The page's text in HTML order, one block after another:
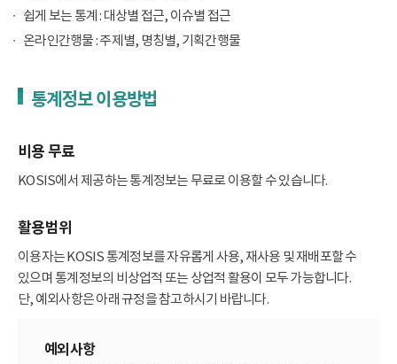
쉽게 보는 통계 : 대상별 접근, 이슈별 접근
온라인간행물 : 주제별, 명칭별, 기획간행물
통계정보 이용방법
비용 무료
KOSIS에서 제공하는 통계정보는 무료로 이용할 수 있습니다.
활용범위
이용자는 KOSIS 통계정보를 자유롭게 사용, 재사용 및 재배포할 수
있으며 통계정보의 비상업적 또는 상업적 활용이 모두 가능합니다.
단, 예외사항은 아래 규정을 참고하시기 바랍니다.
예외사항